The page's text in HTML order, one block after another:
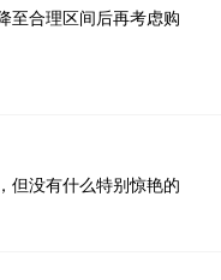
至合理区间后再考虑购
但没有什么特别惊艳的